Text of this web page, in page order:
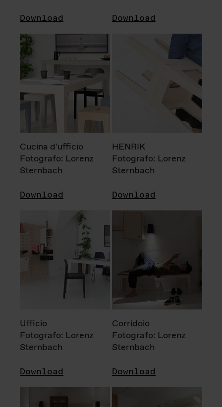
Download Download
Cucina d'ufficio
Fotografo: Lorenz
Sternbach
Download
HENRIK
Fotografo: Lorenz
Sternbach
Download
Ufficio
Fotografo: Lorenz
Sternbach
Download
Corridoio
Fotografo: Lorenz
Sternbach
Download